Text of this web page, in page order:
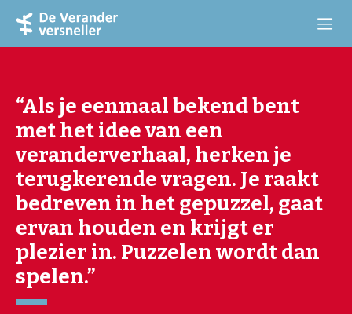
Verandervierdaagse
Downloads
Diensten
Blog
Contact
“Als je eenmaal bekend bent
met het idee van een
veranderverhaal, herken je
terugkerende vragen. Je raakt
bedreven in het gepuzzel, gaat
ervan houden en krijgt er
plezier in. Puzzelen wordt dan
spelen.”